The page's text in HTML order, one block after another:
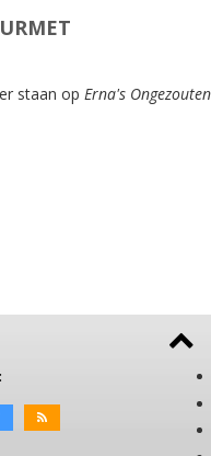
staan op Erna's